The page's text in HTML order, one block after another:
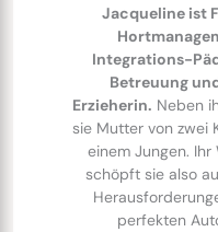
Jacqueline ist
Integrations-
Betreuung
Erzieherin. Neben
sie Mutter von zwei
einem Jungen.
schöpft sie also
perfekten